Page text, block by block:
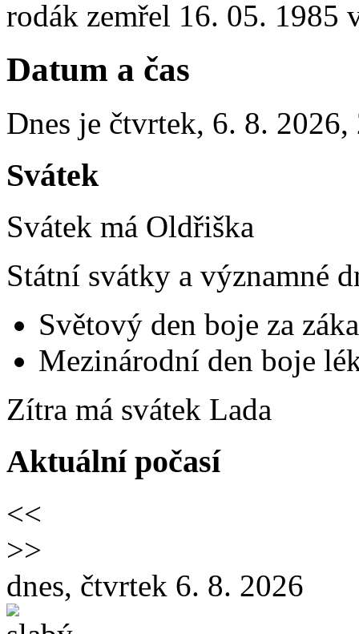
rodák zemřel 16. 05. 1985
Datum a čas
Dnes je čtvrtek, 6. 8. 2026,
Svátek
Svátek má Oldřiška
Státní svátky a významné
Světový den boje za
Mezinárodní den boje
Zítra má svátek Lada
Aktuální počasí
<<
>>
dnes, čtvrtek 6. 8. 2026